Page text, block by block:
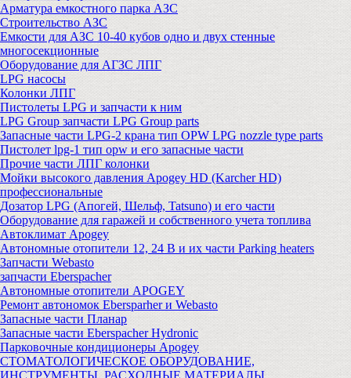
Арматура емкостного парка АЗС
Строительство АЗС
Емкости для АЗС 10-40 кубов одно и двух стенные
многосекционные
Оборудование для АГЗС ЛПГ
LPG насосы
Колонки ЛПГ
Пистолеты LPG и запчасти к ним
LPG Group запчасти LPG Group parts
Запасные части LPG-2 крана тип OPW LPG nozzle type parts
Пистолет lpg-1 тип opw и его запасные части
Прочие части ЛПГ колонки
Мойки высокого давления Apogey HD (Karcher HD)
профессиональные
Дозатор LPG (Апогей, Шельф, Tatsuno) и его части
Оборудование для гаражей и собственного учета топлива
Автоклимат Apogey
Автономные отопители 12, 24 В и их части Parking heaters
Запчасти Webasto
запчасти Eberspacher
Автономные отопители APOGEY
Ремонт автономок Ebersparher и Webasto
Запасные части Планар
Запасные части Eberspacher Hydronic
Парковочные кондиционеры Apogey
СТОМАТОЛОГИЧЕСКОЕ ОБОРУДОВАНИЕ,